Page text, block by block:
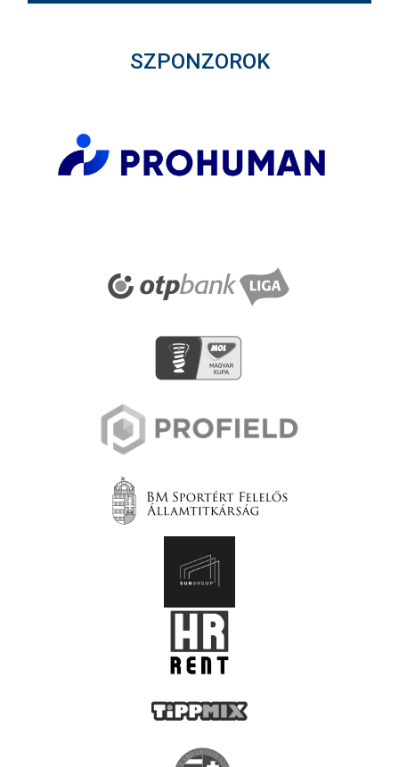
SZPONZOROK